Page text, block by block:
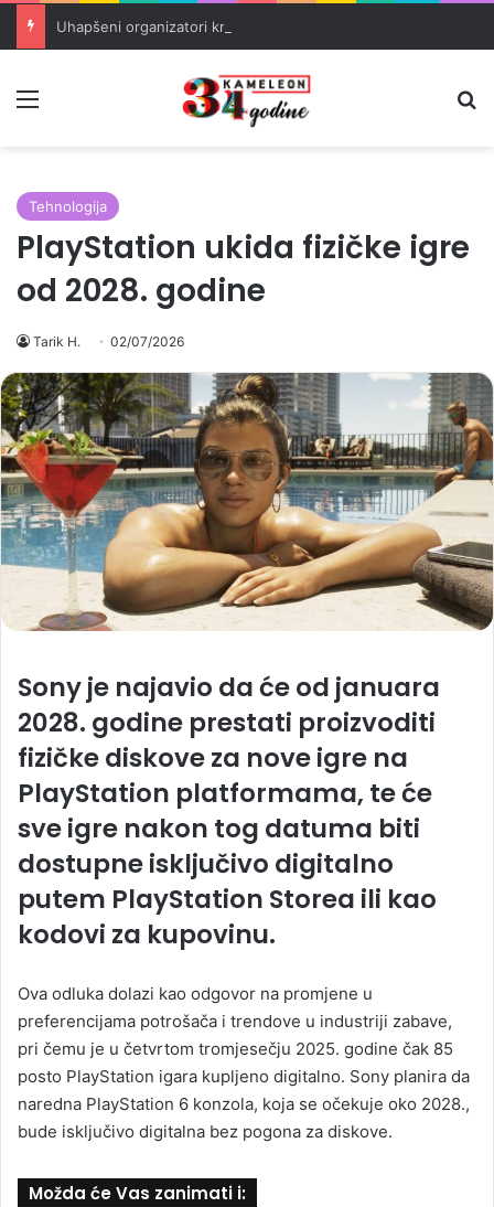
Tehnologija
PlayStation ukida fizičke igre
od 2028. godine
Tarik H. 02/07/2026
Sony je najavio da će od januara
2028. godine prestati proizvoditi
fizičke diskove za nove igre na
PlayStation platformama, te će
sve igre nakon tog datuma biti
dostupne isključivo digitalno
putem PlayStation Storea ili kao
kodovi za kupovinu.
Ova odluka dolazi kao odgovor na promjene u
preferencijama potrošača i trendove u industriji zabave,
pri čemu je u četvrtom tromjesečju 2025. godine čak 85
posto PlayStation igara kupljeno digitalno. Sony planira da
naredna PlayStation 6 konzola, koja se očekuje oko 2028.,
bude isključivo digitalna bez pogona za diskove.
Možda će Vas zanimati i: